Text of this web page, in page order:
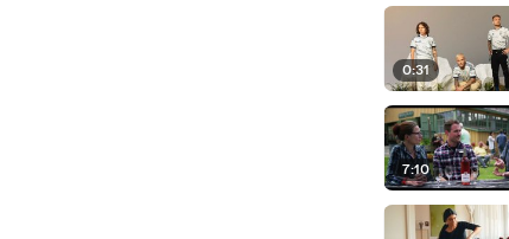
0:31
7:10